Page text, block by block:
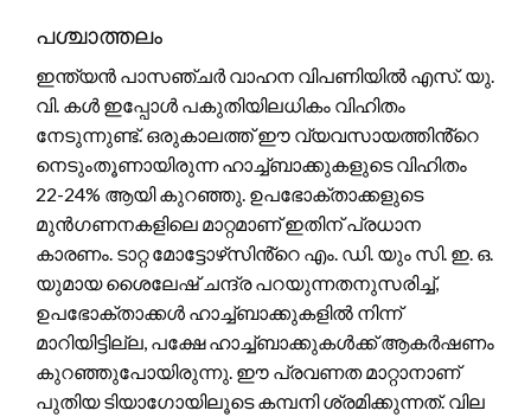
പശ്ചാത്തലം
ഇന്ത്യൻ പാസഞ്ചർ വാഹന വിപണിയിൽ എസ്. യു.
വി. കൾ ഇപ്പോൾ പകുതിയിലധികം വിഹിതം
നേടുന്നുണ്ട്. ഒരുകാലത്ത് ഈ വ്യവസായത്തിൻ്റെ
നെടുംതൂണായിരുന്ന ഹാച്ച്ബാക്കുകളുടെ വിഹിതം
22-24% ആയി കുറഞ്ഞു. ഉപഭോക്താക്കളുടെ
മുൻഗണനകളിലെ മാറ്റമാണ് ഇതിന് പ്രധാന
കാരണം. ടാറ്റ മോട്ടോഴ്‌സിൻ്റെ എം. ഡി. യും സി. ഇ. ഒ.
യുമായ ശൈലേഷ് ചന്ദ്ര പറയുന്നതനുസരിച്ച്,
ഉപഭോക്താക്കൾ ഹാച്ച്ബാക്കുകളിൽ നിന്ന്
മാറിയിട്ടില്ല, പക്ഷേ ഹാച്ച്ബാക്കുകൾക്ക് ആകർഷണം
കുറഞ്ഞുപോയിരുന്നു. ഈ പ്രവണത മാറ്റാനാണ്
പുതിയ ടിയാഗോയിലൂടെ കമ്പനി ശ്രമിക്കുന്നത്. വില